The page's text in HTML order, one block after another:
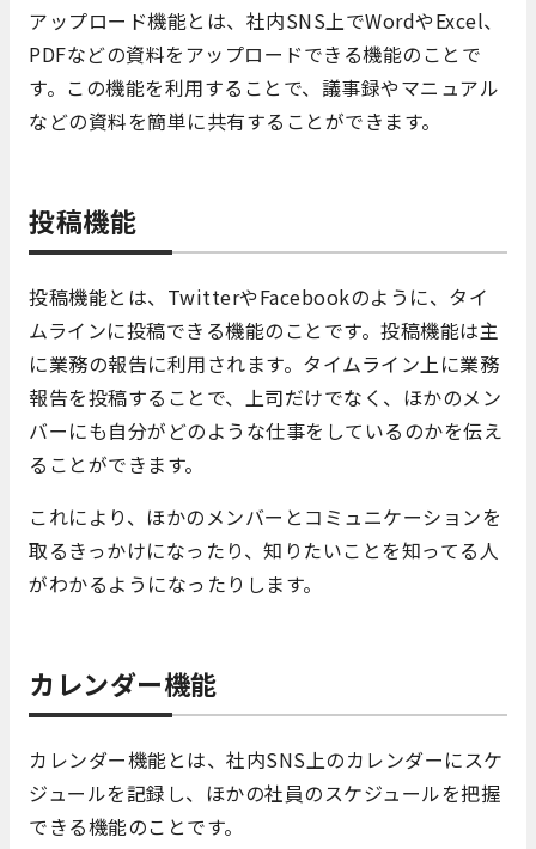
アップロード機能とは、社内SNS上でWordやExcel、
PDFなどの資料をアップロードできる機能のことで
す。この機能を利用することで、議事録やマニュアル
などの資料を簡単に共有することができます。
投稿機能
投稿機能とは、TwitterやFacebookのように、タイ
ムラインに投稿できる機能のことです。投稿機能は主
に業務の報告に利用されます。タイムライン上に業務
報告を投稿することで、上司だけでなく、ほかのメン
バーにも自分がどのような仕事をしているのかを伝え
ることができます。
これにより、ほかのメンバーとコミュニケーションを
取るきっかけになったり、知りたいことを知ってる人
がわかるようになったりします。
カレンダー機能
カレンダー機能とは、社内SNS上のカレンダーにスケ
ジュールを記録し、ほかの社員のスケジュールを把握
できる機能のことです。